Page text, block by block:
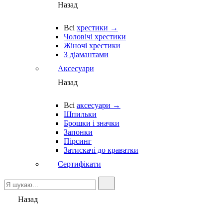
Назад
Всі хрестики →
Чоловічі хрестики
Жіночі хрестики
З діамантами
Аксесуари
Назад
Всі аксесуари →
Шпильки
Брошки і значки
Запонки
Пірсинг
Затискачі до краватки
Сертифікати
Назад